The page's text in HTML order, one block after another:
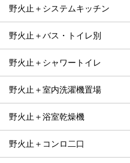
野火止＋システムキッチン
野火止＋バス・トイレ別
野火止＋シャワートイレ
野火止＋室内洗濯機置場
野火止＋浴室乾燥機
野火止＋コンロ二口